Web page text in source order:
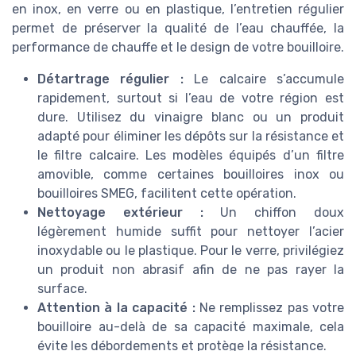
en inox, en verre ou en plastique, l’entretien régulier
permet de préserver la qualité de l’eau chauffée, la
performance de chauffe et le design de votre bouilloire.
Détartrage régulier :Le calcaire s’accumule
rapidement, surtout si l’eau de votre région est
dure. Utilisez du vinaigre blanc ou un produit
adapté pour éliminer les dépôts sur la résistance et
le filtre calcaire. Les modèles équipés d’un filtre
amovible, comme certaines bouilloires inox ou
bouilloires SMEG, facilitent cette opération.
Nettoyage extérieur :Un chiffon doux
légèrement humide suffit pour nettoyer l’acier
inoxydable ou le plastique. Pour le verre, privilégiez
un produit non abrasif afin de ne pas rayer la
surface.
Attention à la capacité :Ne remplissez pas votre
bouilloire au-delà de sa capacité maximale, cela
évite les débordements et protège la résistance.